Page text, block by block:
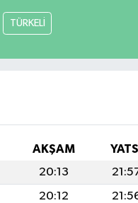
TÜRKELİ
AKŞAM
YATSI
20:13
20:12